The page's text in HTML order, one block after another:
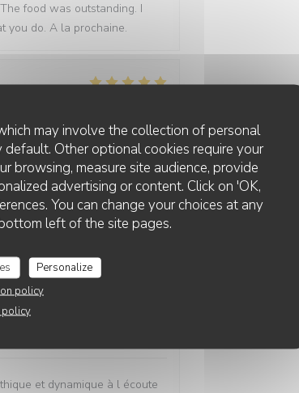
may involve the collection of personal
Other optional cookies require your
browsing, measure site audience, provide
advertising or content. Click on 'OK,
You can change your choices at any
left of the site pages.
Personalize
policy
policy
food was outstanding. I
you do. A la prochaine.
l’entrée au dessert, rien à
:5/5 Food:5
et dynamique à l écoute